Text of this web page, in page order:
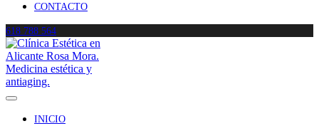
CONTACTO
618 788 564
INICIO